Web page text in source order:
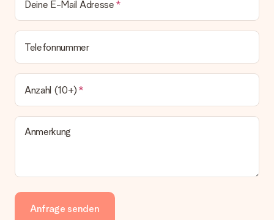
Deine E-Mail Adresse
Telefonnummer
Anzahl (10+)
Anmerkung
Anfrage senden